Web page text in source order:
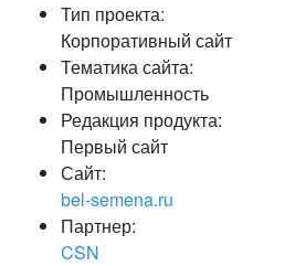
Забыли свой
Тип проекта:
Корпоративный сайт
Тематика сайта:
Промышленность
Редакция продукта:
Первый сайт
Сайт:
bel-semena.ru
Партнер:
CSN